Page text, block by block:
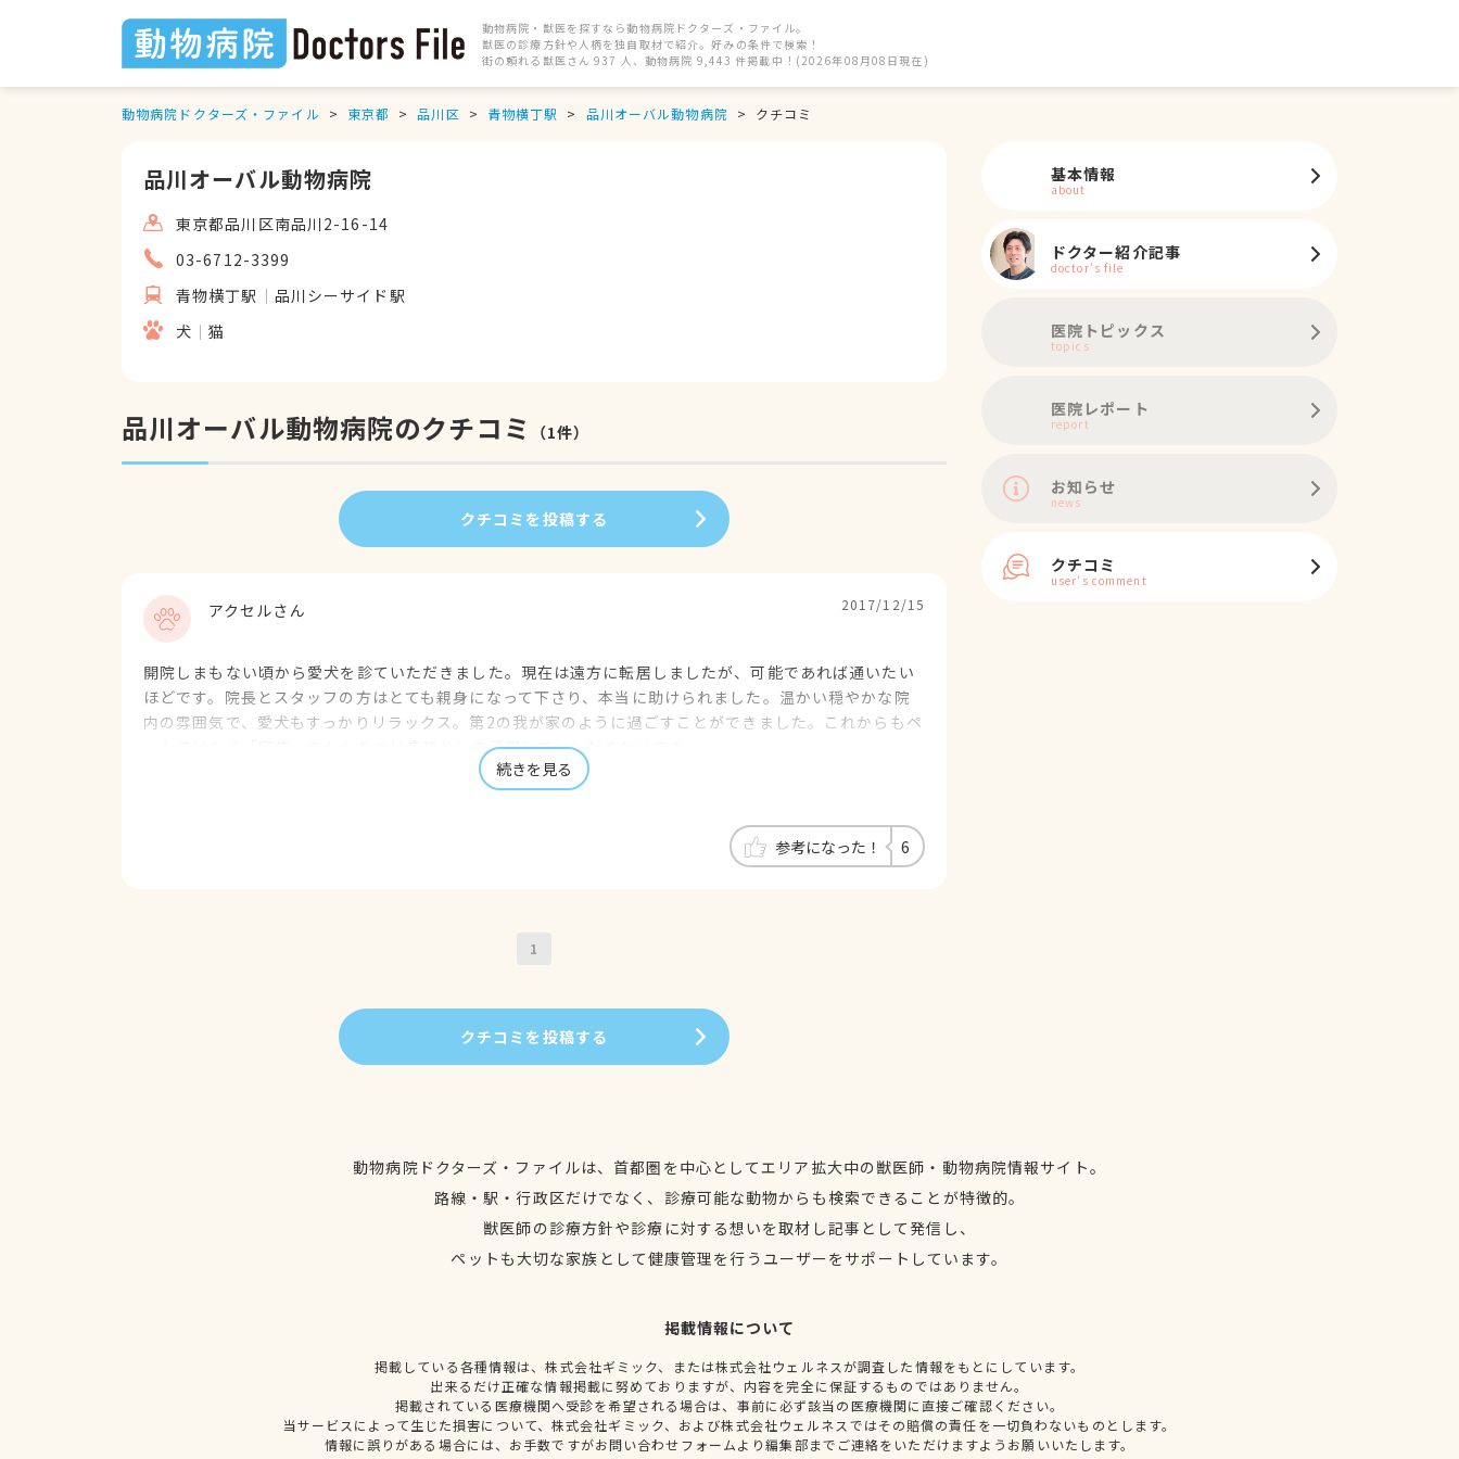
動物病院・獣医を探すなら動物病院ドクターズ・ファイル。
獣医の診療方針や人柄を独自取材で紹介。好みの条件で検索！
街の頼れる獣医さん 937 人、動物病院 9,443 件掲載中！(2026年08月08日現在)
動物病院ドクターズ・ファイル 東京都 品川区 青物横丁駅 品川オーバル動物病院 クチコミ
品川オーバル動物病院
東京都品川区南品川2-16-14
03-6712-3399
青物横丁駅
品川シーサイド駅
犬
猫
品川オーバル動物病院のクチコミ （1件）
クチコミを投稿する
アクセルさん 2017/12/15
開院しまもない頃から愛犬を診ていただきました。現在は遠方に転居しましたが、可能であれば通いたい
ほどです。院長とスタッフの方はとても親身になって下さり、本当に助けられました。温かい穏やかな院
内の雰囲気で、愛犬もすっかりリラックス。第2の我が家のように過ごすことができました。これからもペ
ットではなく「家族」のかかりつけ病院として活躍していただきたいです。
続きを見る
参考になった！ 6
1
クチコミを投稿する
基本情報
about
ドクター紹介記事
doctor's file
医院トピックス
topics
医院レポート
report
お知らせ
news
クチコミ
user's comment
動物病院ドクターズ・ファイルは、首都圏を中心としてエリア拡大中の獣医師・動物病院情報サイト。
路線・駅・行政区だけでなく、診療可能な動物からも検索できることが特徴的。
獣医師の診療方針や診療に対する想いを取材し記事として発信し、
ペットも大切な家族として健康管理を行うユーザーをサポートしています。
掲載情報について
掲載している各種情報は、株式会社ギミック、または株式会社ウェルネスが調査した情報をもとにしています。
出来るだけ正確な情報掲載に努めておりますが、内容を完全に保証するものではありません。
掲載されている医療機関へ受診を希望される場合は、事前に必ず該当の医療機関に直接ご確認ください。
当サービスによって生じた損害について、株式会社ギミック、および株式会社ウェルネスではその賠償の責任を一切負わないものとします。
情報に誤りがある場合には、お手数ですがお問い合わせフォームより編集部までご連絡をいただけますようお願いいたします。